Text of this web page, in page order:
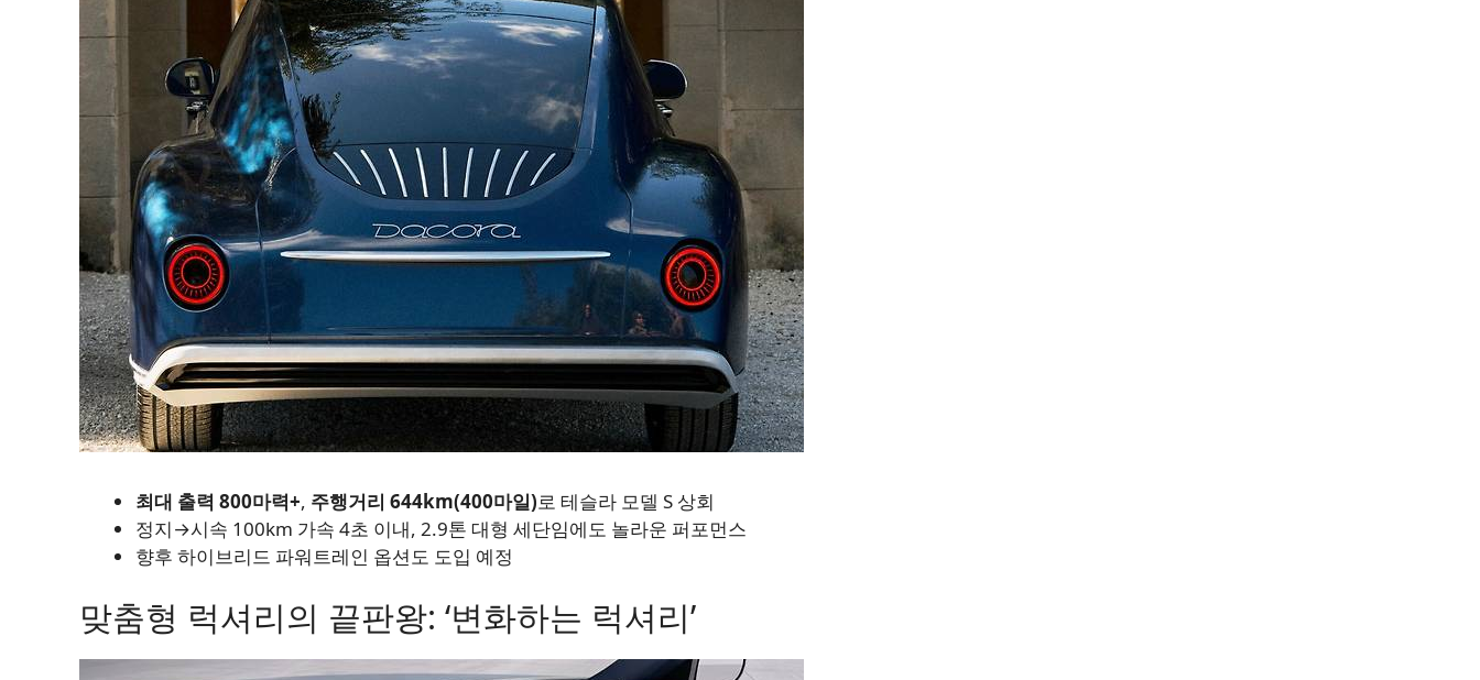
최대 출력 800마력+, 주행거리 644km(400마일)로 테슬라 모델 S 상회
정지→시속 100km 가속 4초 이내, 2.9톤 대형 세단임에도 놀라운 퍼포먼스
향후 하이브리드 파워트레인 옵션도 도입 예정
맞춤형 럭셔리의 끝판왕: ‘변화하는 럭셔리’